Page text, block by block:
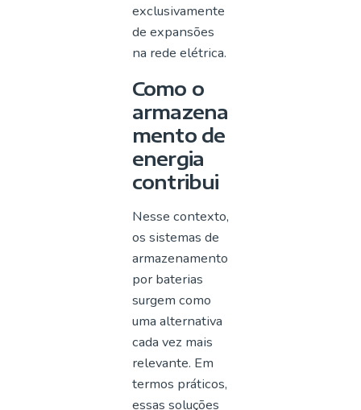
exclusivamente
de expansões
na rede elétrica.
Como o
armazena
mento de
energia
contribui
Nesse contexto,
os sistemas de
armazenamento
por baterias
surgem como
uma alternativa
cada vez mais
relevante. Em
termos práticos,
essas soluções